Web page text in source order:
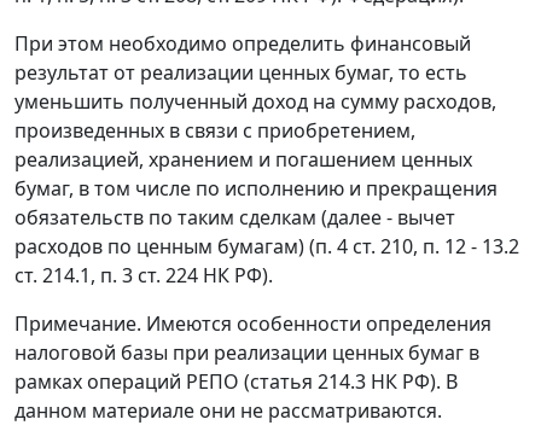
При этом необходимо определить финансовый
результат от реализации ценных бумаг, то есть
уменьшить полученный доход на сумму расходов,
произведенных в связи с приобретением,
реализацией, хранением и погашением ценных
бумаг, в том числе по исполнению и прекращения
обязательств по таким сделкам (далее - вычет
расходов по ценным бумагам) (п. 4 ст. 210, п. 12 - 13.2
ст. 214.1, п. 3 ст. 224 НК РФ).
Примечание. Имеются особенности определения
налоговой базы при реализации ценных бумаг в
рамках операций РЕПО (статья 214.3 НК РФ). В
данном материале они не рассматриваются.